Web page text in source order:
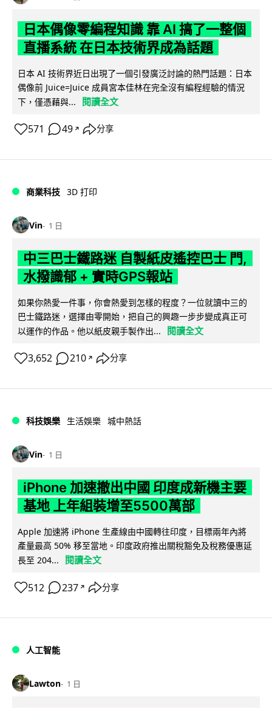
日本偶像零編程知識 靠 AI 搞了一整個
直播系統 在日本技術界成為話題
日本 AI 技術界近日出現了一個引發廣泛討論的熱門話題：日本
偶像前 Juice=Juice 成員宮本佳林在完全沒有編程經驗的情況
下，僅憑藉與...
閱讀全文
571 49 ↗ 分享
商業科技 3D 打印
Vin 1 日
中三巴士鐵路迷 自製紙皮遙控巴士 門,
水撥識郁 + 實時GPS報站
如果你熱愛一件事，你會熱愛到怎樣的程度？一位就讀中三的
巴士鐵路迷，選擇由零開始，把自己的興趣一步步變成真正可
以運作的作品。他以紙皮親手製作出...
閱讀全文
3,652 210 ↗ 分享
科技娛樂 生活娛樂 城中熱話
Vin 1 日
iPhone 加速撤出中國 印度成新機主要
基地 上年組裝增至5500萬部
Apple 加速將 iPhone 生產線由中國轉往印度，目標兩年內將
產量最高 50% 移至當地。印度政府推出關稅豁免及稅務優惠延
長至 204...
閱讀全文
512 237 ↗ 分享
人工智能
Lawton 1 日